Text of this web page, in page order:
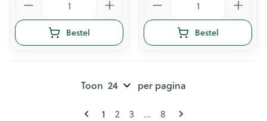
Bestel Bestel
Pagina's
U lees momenteel pagina
1 Pagina
2 Pagina
3 ... Pagina
8
Toon per pagina